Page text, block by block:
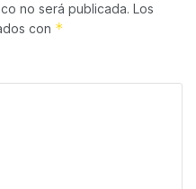
no será publicada. Los
con *